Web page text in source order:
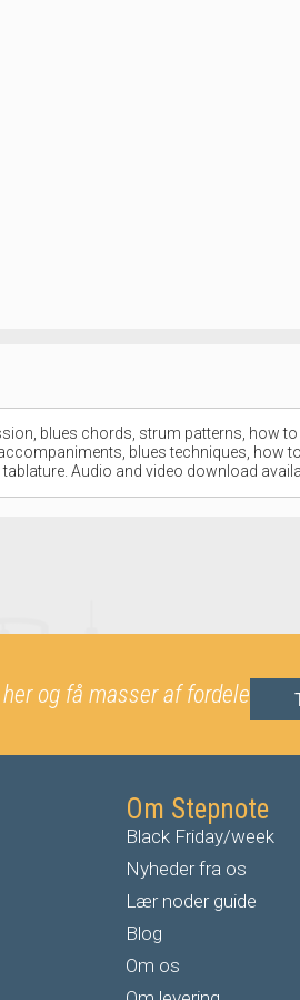
blues chords, strum patterns, how
blues techniques, how
Audio and video download
og få masser af fordele
Om Stepnote
Black Friday/week
Nyheder fra os
Lær noder guide
Blog
Om os